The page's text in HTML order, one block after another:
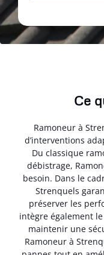
Ce
Ramoneur à
d’interventions
Du classique
débistrage,
besoin. Dans le
Strenquels
préserver les
intègre également
maintenir une
Ramoneur à